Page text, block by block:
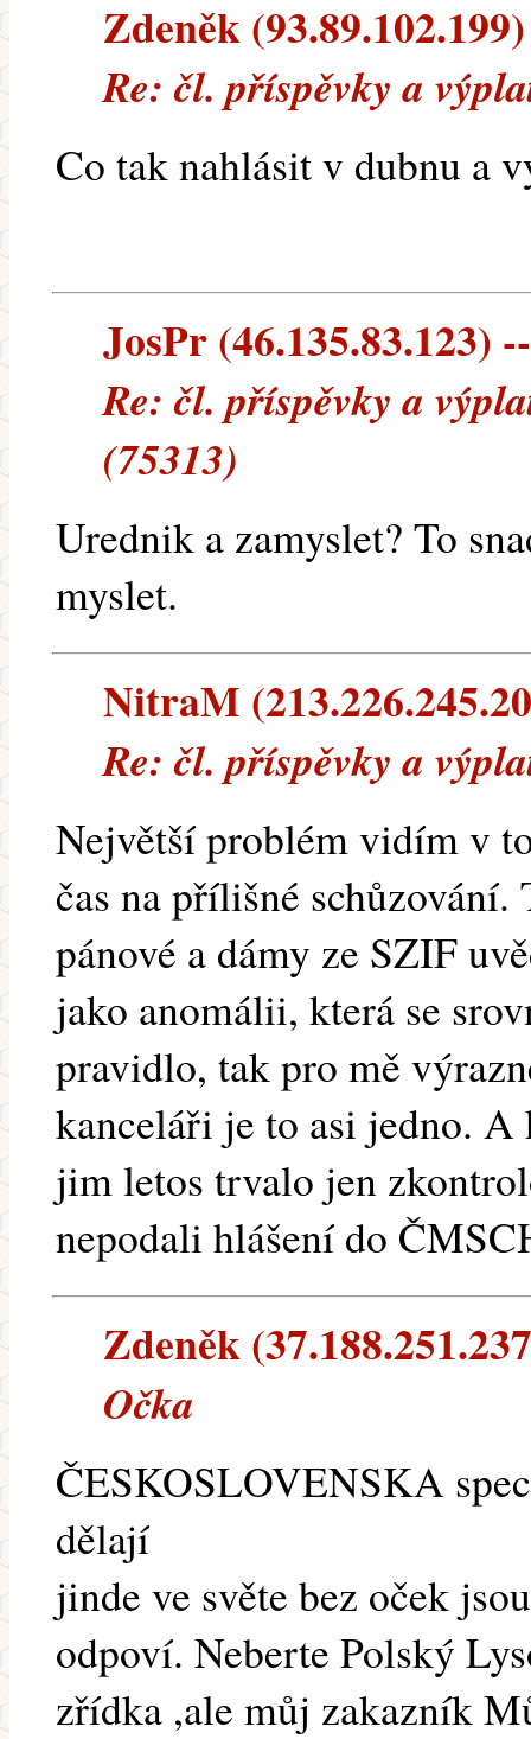
Zdeněk
Re: čl. příspěvky a
Co tak nahlásit v dubnu a
JosPr (46.135.83.123)
Re: čl. příspěvky a
(75313)
Urednik a zamyslet? To
myslet.
NitraM
Re: čl. příspěvky a
Největší problém vidím v
čas na přílišné
pánové a dámy ze SZIF
jako anomálii, která se
pravidlo, tak pro mě
kanceláři je to asi jedno.
jim letos trvalo jen
nepodali hlášení do
Zdeněk
Očka
ČESKOSLOVENSKA
dělají
jinde ve světe bez oček
odpoví. Neberte Polský
zřídka ,ale můj zakazník